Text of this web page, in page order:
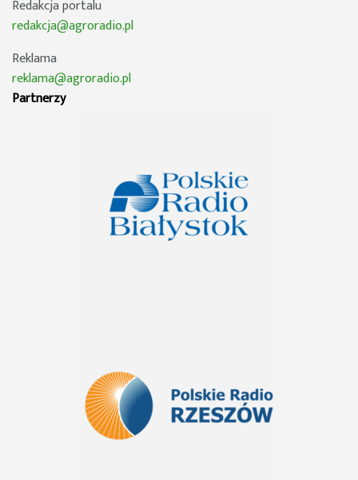
Redakcja portalu
redakcja@agroradio.pl
Reklama
reklama@agroradio.pl
Partnerzy